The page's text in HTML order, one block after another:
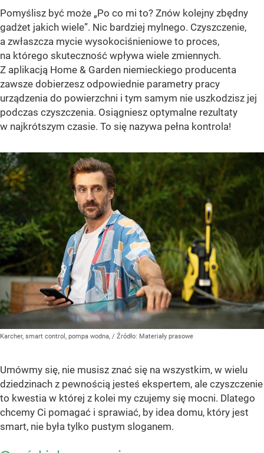
Pomyślisz być może „Po co mi to? Znów kolejny zbędny
gadżet jakich wiele”. Nic bardziej mylnego. Czyszczenie,
a zwłaszcza mycie wysokociśnieniowe to proces,
na którego skuteczność wpływa wiele zmiennych.
Z aplikacją Home & Garden niemieckiego producenta
zawsze dobierzesz odpowiednie parametry pracy
urządzenia do powierzchni i tym samym nie uszkodzisz jej
podczas czyszczenia. Osiągniesz optymalne rezultaty
w najkrótszym czasie. To się nazywa pełna kontrola!
Karcher, smart control, pompa wodna, / Źródło: Materiały prasowe
Umówmy się, nie musisz znać się na wszystkim, w wielu
dziedzinach z pewnością jesteś ekspertem, ale czyszczenie
to kwestia w której z kolei my czujemy się mocni. Dlatego
chcemy Ci pomagać i sprawiać, by idea domu, który jest
smart, nie była tylko pustym sloganem.